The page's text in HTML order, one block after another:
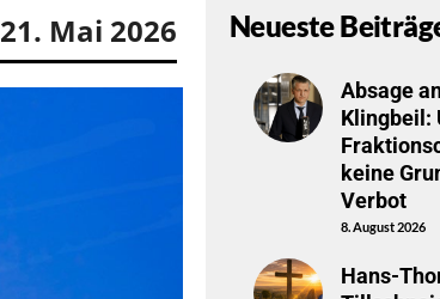
21. Mai 2026 Neueste
Absage
Klingbeil:
keine
Verbot
8. August 2026
Hans-